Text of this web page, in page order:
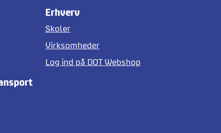
Erhverv
Skoler
Virksomheder
Log ind på DOT Webshop